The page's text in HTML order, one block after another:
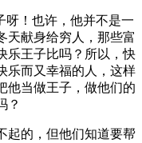
呀！也许，他并不是一
天献身给穷人，那些富
乐王子比吗？所以，快
乐而又幸福的人，这样
他当做王子，做他们的
？
起的，但他们知道要帮